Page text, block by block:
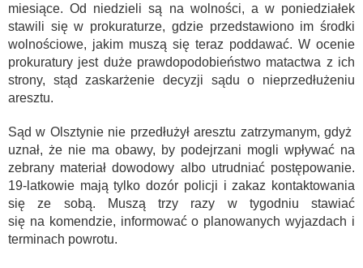
miesiące. Od niedzieli są na wolności, a w poniedziałek
stawili się w prokuraturze, gdzie przedstawiono im środki
wolnościowe, jakim muszą się teraz poddawać. W ocenie
prokuratury jest duże prawdopodobieństwo matactwa z ich
strony, stąd zaskarżenie decyzji sądu o nieprzedłużeniu
aresztu.
Sąd w Olsztynie nie przedłużył aresztu zatrzymanym, gdyż
uznał, że nie ma obawy, by podejrzani mogli wpływać na
zebrany materiał dowodowy albo utrudniać postępowanie.
19-latkowie mają tylko dozór policji i zakaz kontaktowania
się ze sobą. Muszą trzy razy w tygodniu stawiać
się na komendzie, informować o planowanych wyjazdach i
terminach powrotu.